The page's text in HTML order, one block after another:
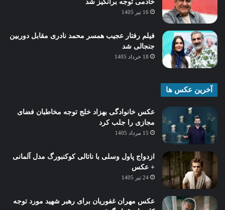
خادمی توجه برانگیز شد
16 تیر 1405
فیلم رفتار عجیب همسر محمد نادری مقابل دوربین
جنجالی شد
18 خرداد 1405
آخرین عکس ها
عکس خانوادگی بهزاد خلج توجه مخاطبان فضای
مجازی را جلب کرد
15 مرداد 1405
ازدواج پاول وسلی با ناتالی کوکنبورگ مدل آلمانی
+ عکس
24 تیر 1405
عکس مهران غفوریان برای رهبر شهید مورد توجه